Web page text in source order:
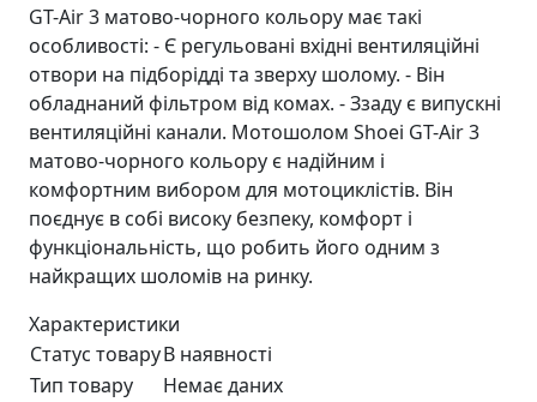
GT-Air 3 матово-чорного кольору має такі
особливості: - Є регульовані вхідні вентиляційні
отвори на підборідді та зверху шолому. - Він
обладнаний фільтром від комах. - Ззаду є випускні
вентиляційні канали. Мотошолом Shoei GT-Air 3
матово-чорного кольору є надійним і
комфортним вибором для мотоциклістів. Він
поєднує в собі високу безпеку, комфорт і
функціональність, що робить його одним з
найкращих шоломів на ринку.
Характеристики
Статус товаруВ наявності
Тип товару
Немає даних